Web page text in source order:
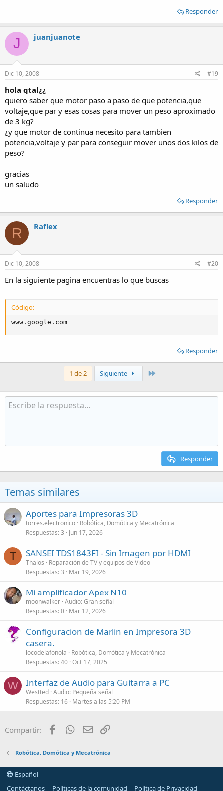
Responder
J juanjuanote
Dic 10, 2008 #19
hola qtal¿¿
quiero saber que motor paso a paso de que potencia,que
voltaje,que par y esas cosas para mover un peso aproximado
de 3 kg?
¿y que motor de continua necesito para tambien
potencia,voltaje y par para conseguir mover unos dos kilos de
peso?
gracias
un saludo
Responder
R Raflex
Dic 10, 2008 #20
En la siguiente pagina encuentras lo que buscas
Código:
www.google.com
Responder
1 de 2 Siguiente
Responder
Temas similares
Aportes para Impresoras 3D
torres.electronico Robótica, Domótica y Mecatrónica
Respuestas 3 Jun 17, 2026
T SANSEI TDS1843FI - Sin Imagen por HDMI
Thalos
Reparación de TV y equipos de Video
Respuestas 3 Mar 19, 2026
Mi amplificador Apex N10
moonwalker Audio: Gran señal
Respuestas 0 Mar 12, 2026
Configuracion de Marlin en Impresora 3D
casera.
locodelafonola
Robótica, Domótica y Mecatrónica
Respuestas 40 Oct 17, 2025
W Interfaz de Audio para Guitarra a PC
Westted Audio: Pequeña señal
Respuestas 16 Martes a las 5:20 PM
Compartir: FacebookWhatsApp
Email
Robótica, Domótica y Mecatrónica
Español
Contáctanos
Políticas de la comunidad Política de Privacidad